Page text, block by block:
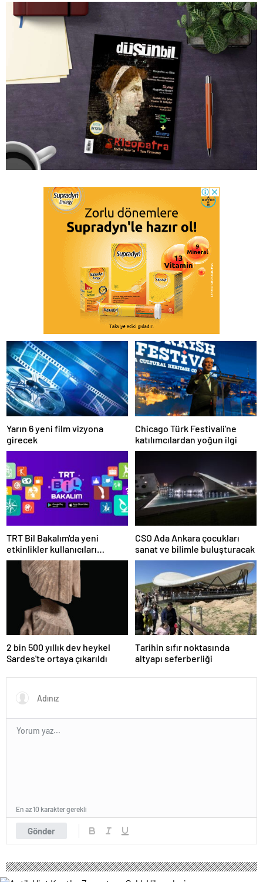
Yarın 6 yeni film vizyona
girecek
Chicago Türk Festivali'ne
katılımcılardan yoğun ilgi
TRT Bil Bakalım'da yeni
etkinlikler kullanıcıları
bekliyor
CSO Ada Ankara çocukları
sanat ve bilimle buluşturacak
2 bin 500 yıllık dev heykel
Sardes'te ortaya çıkarıldı
Tarihin sıfır noktasında
altyapı seferberliği
Gönder
En az 10 karakter gerekli